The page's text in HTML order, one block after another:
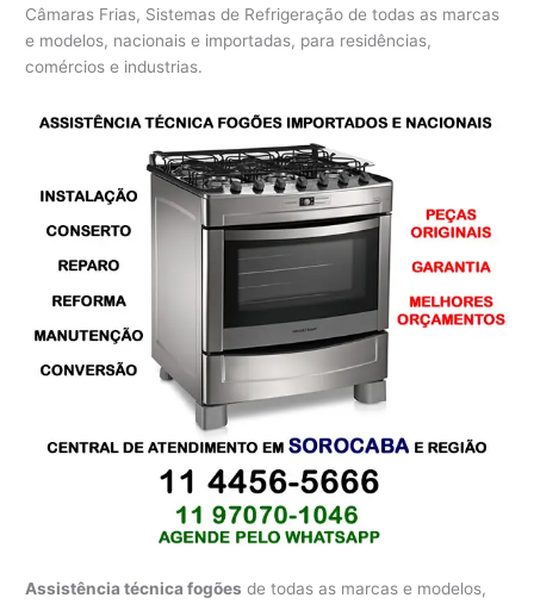
Câmaras Frias, Sistemas de Refrigeração de todas as marcas
e modelos, nacionais e importadas, para residências,
comércios e industrias.
Assistência técnica fogões de todas as marcas e modelos,